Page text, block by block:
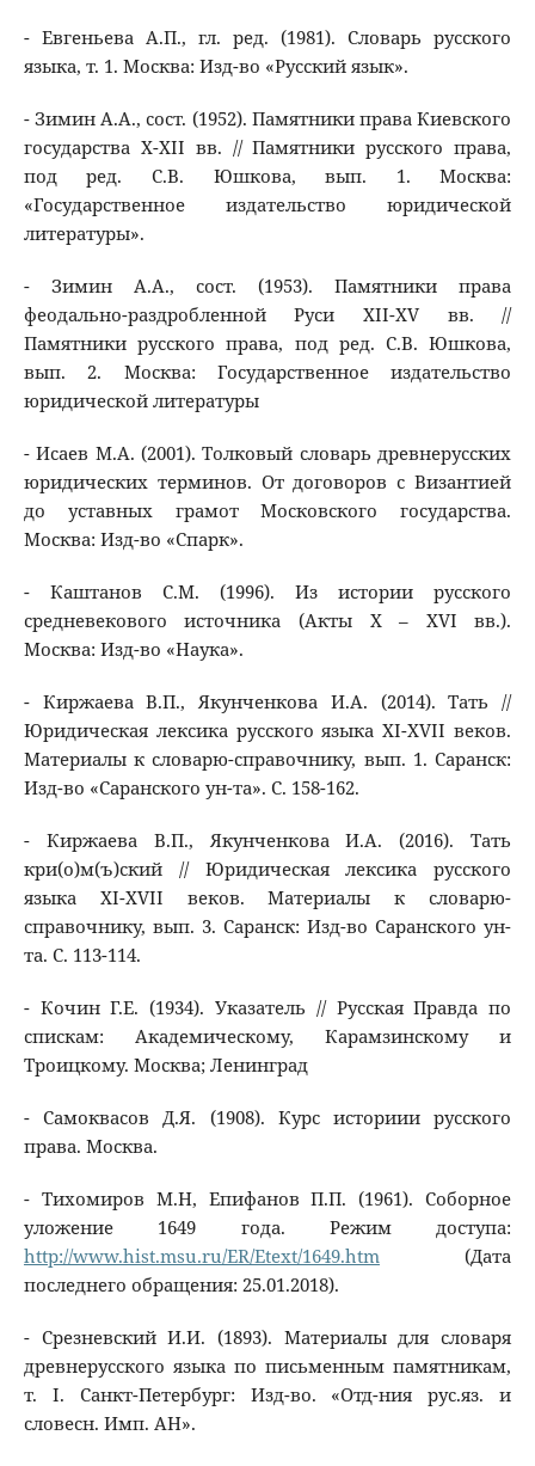
- Евгеньева А.П., гл. ред. (1981). Словарь русского
языка, т. 1. Москва: Изд-во «Русский язык».
- Зимин А.А., сост. (1952). Памятники права Киевского
государства X-XII вв. // Памятники русского права,
под ред. С.В. Юшкова, вып. 1. Москва:
«Государственное издательство юридической
литературы».
- Зимин А.А., сост. (1953). Памятники права
феодально-раздробленной Руси XII-XV вв. //
Памятники русского права, под ред. С.В. Юшкова,
вып. 2. Москва: Государственное издательство
юридической литературы
- Исаев М.А. (2001). Толковый словарь древнерусских
юридических терминов. От договоров с Византией
до уставных грамот Московского государства.
Москва: Изд-во «Спарк».
- Каштанов С.М. (1996). Из истории русского
средневекового источника (Акты X – XVI вв.).
Москва: Изд-во «Наука».
- Киржаева В.П., Якунченкова И.А. (2014). Тать //
Юридическая лексика русского языка XI-XVII веков.
Материалы к словарю-справочнику, вып. 1. Саранск:
Изд-во «Саранского ун-та». С. 158-162.
- Киржаева В.П., Якунченкова И.А. (2016). Тать
кри(о)м(ъ)ский // Юридическая лексика русского
языка XI-XVII веков. Материалы к словарю-
справочнику, вып. 3. Саранск: Изд-во Саранского ун-
та. С. 113-114.
- Кочин Г.Е. (1934). Указатель // Русская Правда по
спискам: Академическому, Карамзинскому и
Троицкому. Москва; Ленинград
- Самоквасов Д.Я. (1908). Курс историии русского
права. Москва.
- Тихомиров М.Н, Епифанов П.П. (1961). Соборное
уложение 1649 года. Режим доступа:
http://www.hist.msu.ru/ER/Etext/1649.htm(Дата
последнего обращения: 25.01.2018).
- Срезневский И.И. (1893). Материалы для словаря
древнерусского языка по письменным памятникам,
т. I. Санкт-Петербург: Изд-во. «Отд-ния рус.яз. и
словесн. Имп. АН».